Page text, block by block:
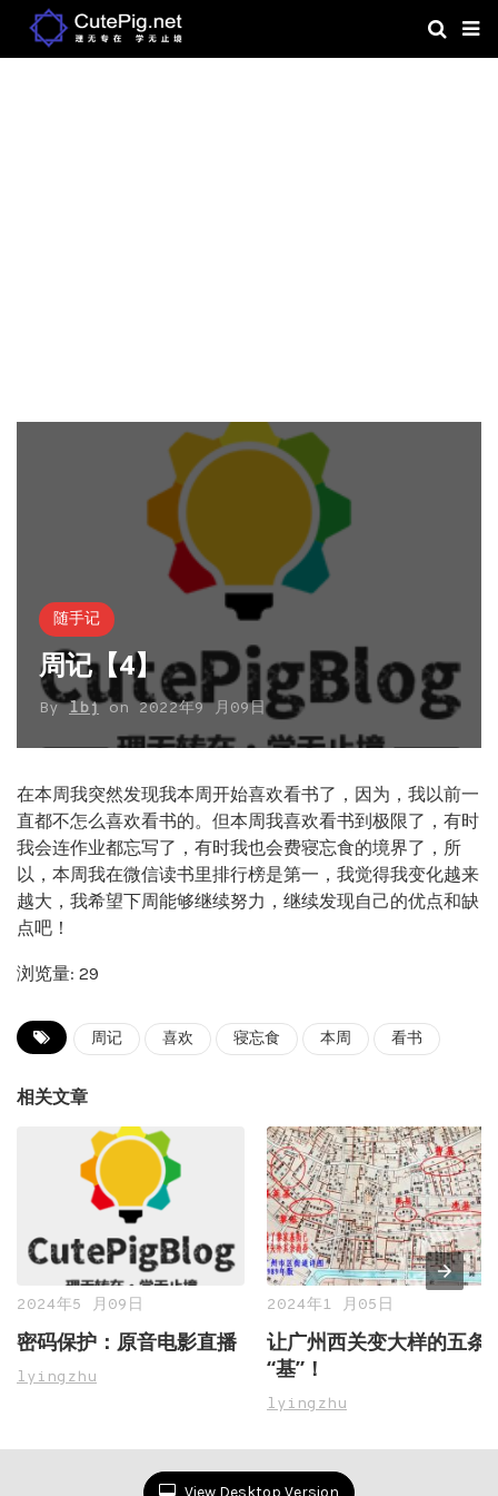
随手记
周记【4】
Bylbjon 2022年9 月09日
在本周我突然发现我本周开始喜欢看书了，因为，我以前一
直都不怎么喜欢看书的。但本周我喜欢看书到极限了，有时
我会连作业都忘写了，有时我也会费寝忘食的境界了，所
以，本周我在微信读书里排行榜是第一，我觉得我变化越来
越大，我希望下周能够继续努力，继续发现自己的优点和缺
点吧！
浏览量: 29
周记 喜欢 寝忘食 本周 看书
相关文章
2024年5 月09日
密码保护：原音电影直播
lyingzhu
2024年1 月05日
让广州西关变大样的五条
“基”！
lyingzhu
View Desktop Version